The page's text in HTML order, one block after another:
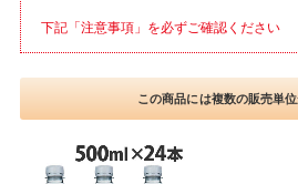
下記「注意事項」を必ずご確認ください
この商品には複数の販売単